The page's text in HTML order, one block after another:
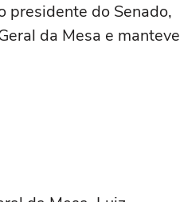
presidente do Senado,
da Mesa e manteve